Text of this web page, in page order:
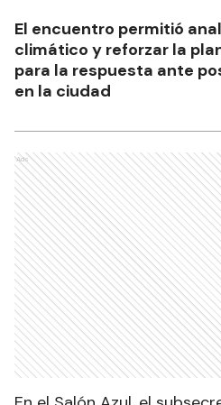
El encuentro permitió
climático y reforzar la
para la respuesta ante
en la ciudad
Ads